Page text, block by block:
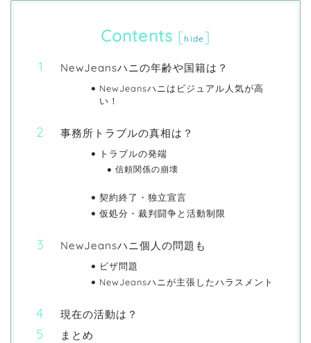
Contents [hide]
NewJeansハニの年齢や国籍は？
NewJeansハニはビジュアル人気が高
い！
事務所トラブルの真相は？
トラブルの発端
信頼関係の崩壊
契約終了・独立宣言
仮処分・裁判闘争と活動制限
NewJeansハニ個人の問題も
ビザ問題
NewJeansハニが主張したハラスメント
現在の活動は？
まとめ